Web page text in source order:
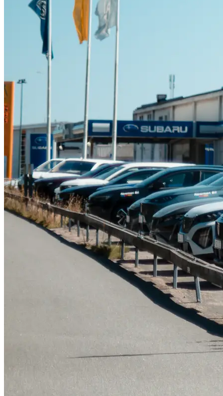
Suzuki
Leapmotor
Tillbehör & reservdelar